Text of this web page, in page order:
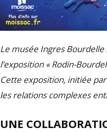
Le musée Ingres
l’exposition « Rodin-
Cette exposition, initiée
les relations complexes
UNE